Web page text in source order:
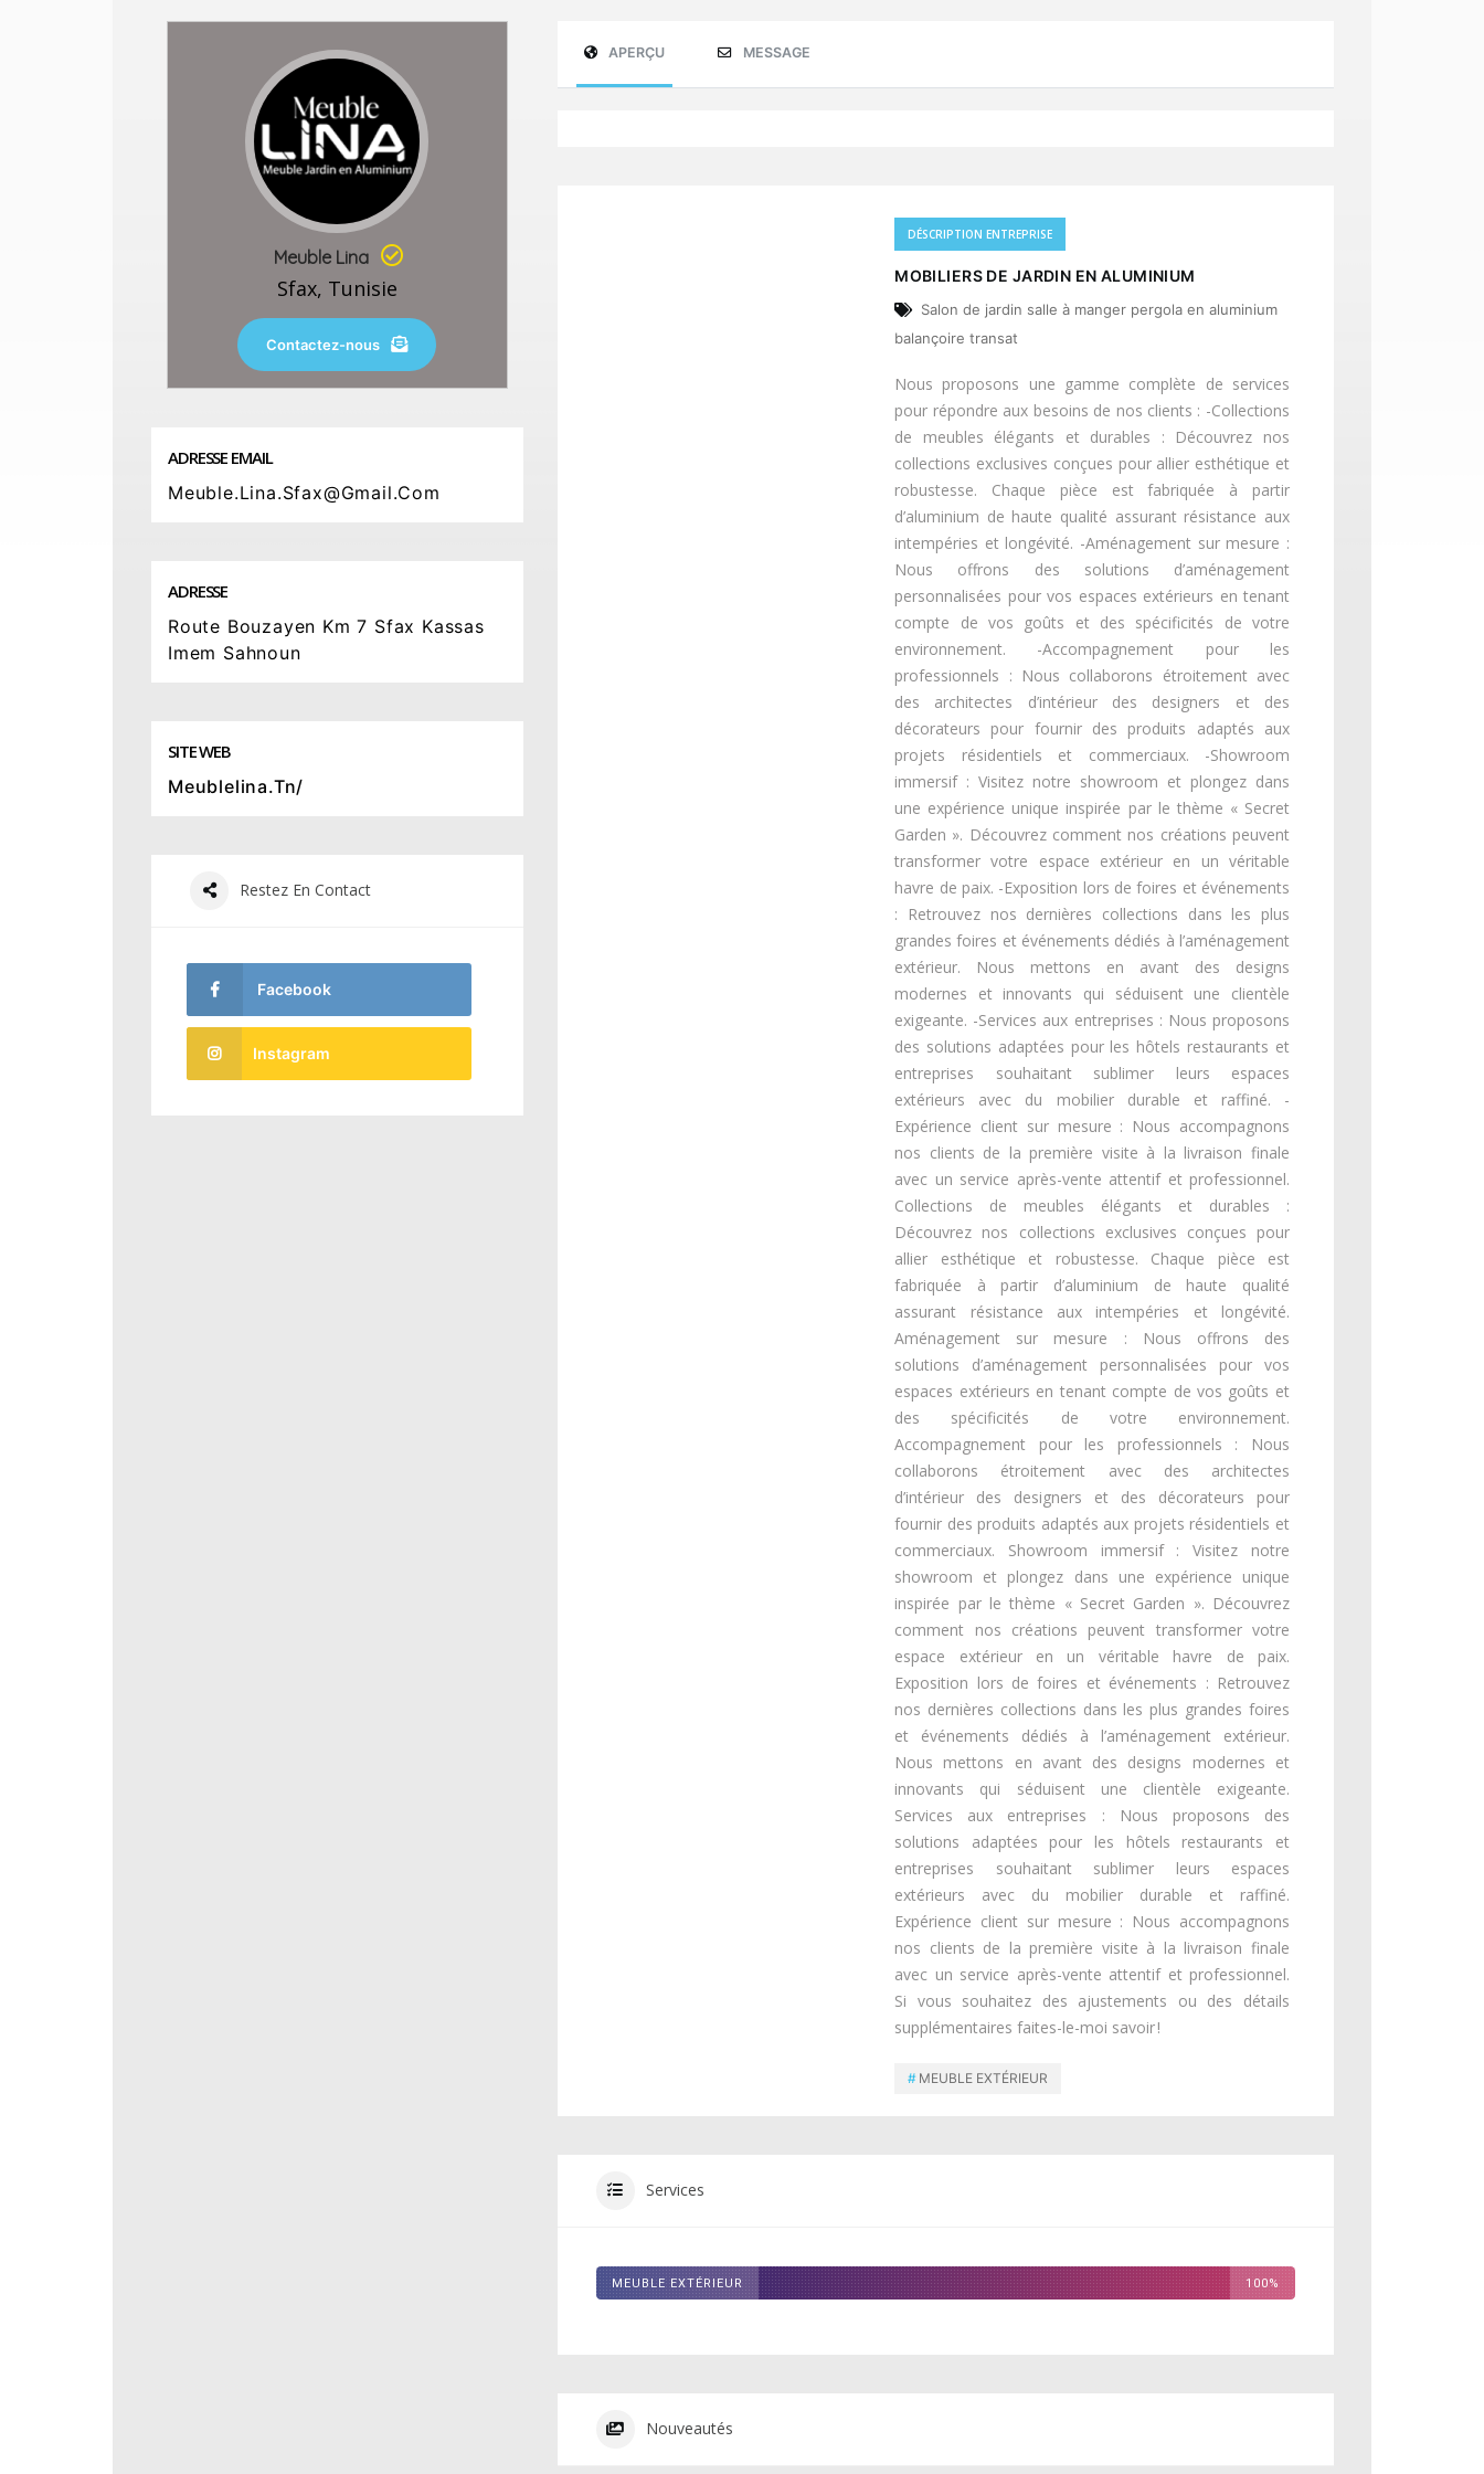
Meuble Lina
Sfax, Tunisie
Contactez-nous
ADRESSE EMAIL
Meuble.lina.sfax@gmail.com
ADRESSE
Route Bouzayen Km 7 Sfax Kassas
Imem Sahnoun
SITE WEB
Meublelina.tn/
Restez En Contact
Facebook
Instagram
APERÇU MESSAGE
DÉSCRIPTION ENTREPRISE
MOBILIERS DE JARDIN EN ALUMINIUM
Salon de jardin salle à manger pergola en aluminium
balançoire transat
Nous proposons une gamme complète de services
pour répondre aux besoins de nos clients : -Collections
de meubles élégants et durables : Découvrez nos
collections exclusives conçues pour allier esthétique et
robustesse. Chaque pièce est fabriquée à partir
d’aluminium de haute qualité assurant résistance aux
intempéries et longévité. -Aménagement sur mesure :
Nous offrons des solutions d’aménagement
personnalisées pour vos espaces extérieurs en tenant
compte de vos goûts et des spécificités de votre
environnement. -Accompagnement pour les
professionnels : Nous collaborons étroitement avec
des architectes d’intérieur des designers et des
décorateurs pour fournir des produits adaptés aux
projets résidentiels et commerciaux. -Showroom
immersif : Visitez notre showroom et plongez dans
une expérience unique inspirée par le thème « Secret
Garden ». Découvrez comment nos créations peuvent
transformer votre espace extérieur en un véritable
havre de paix. -Exposition lors de foires et événements
: Retrouvez nos dernières collections dans les plus
grandes foires et événements dédiés à l’aménagement
extérieur. Nous mettons en avant des designs
modernes et innovants qui séduisent une clientèle
exigeante. -Services aux entreprises : Nous proposons
des solutions adaptées pour les hôtels restaurants et
entreprises souhaitant sublimer leurs espaces
extérieurs avec du mobilier durable et raffiné. -
Expérience client sur mesure : Nous accompagnons
nos clients de la première visite à la livraison finale
avec un service après-vente attentif et professionnel.
Collections de meubles élégants et durables :
Découvrez nos collections exclusives conçues pour
allier esthétique et robustesse. Chaque pièce est
fabriquée à partir d’aluminium de haute qualité
assurant résistance aux intempéries et longévité.
Aménagement sur mesure : Nous offrons des
solutions d’aménagement personnalisées pour vos
espaces extérieurs en tenant compte de vos goûts et
des spécificités de votre environnement.
Accompagnement pour les professionnels : Nous
collaborons étroitement avec des architectes
d’intérieur des designers et des décorateurs pour
fournir des produits adaptés aux projets résidentiels et
commerciaux. Showroom immersif : Visitez notre
showroom et plongez dans une expérience unique
inspirée par le thème « Secret Garden ». Découvrez
comment nos créations peuvent transformer votre
espace extérieur en un véritable havre de paix.
Exposition lors de foires et événements : Retrouvez
nos dernières collections dans les plus grandes foires
et événements dédiés à l’aménagement extérieur.
Nous mettons en avant des designs modernes et
innovants qui séduisent une clientèle exigeante.
Services aux entreprises : Nous proposons des
solutions adaptées pour les hôtels restaurants et
entreprises souhaitant sublimer leurs espaces
extérieurs avec du mobilier durable et raffiné.
Expérience client sur mesure : Nous accompagnons
nos clients de la première visite à la livraison finale
avec un service après-vente attentif et professionnel.
Si vous souhaitez des ajustements ou des détails
supplémentaires faites-le-moi savoir !
MEUBLE EXTÉRIEUR
Services
MEUBLE EXTÉRIEUR 100%
Nouveautés